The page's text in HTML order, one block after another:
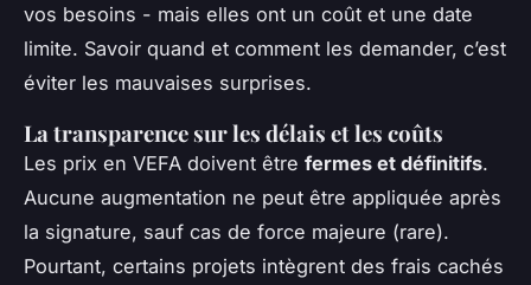
vos besoins - mais elles ont un coût et une date
limite. Savoir quand et comment les demander, c’est
éviter les mauvaises surprises.
La transparence sur les délais et les coûts
Les prix en VEFA doivent être fermes et définitifs.
Aucune augmentation ne peut être appliquée après
la signature, sauf cas de force majeure (rare).
Pourtant, certains projets intègrent des frais cachés